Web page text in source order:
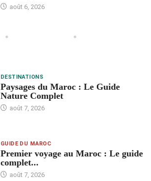
août 6, 2026
DESTINATIONS
Paysages du Maroc : Le Guide
Nature Complet
août 7, 2026
GUIDE DU MAROC
Premier voyage au Maroc : Le guide
complet...
août 7, 2026